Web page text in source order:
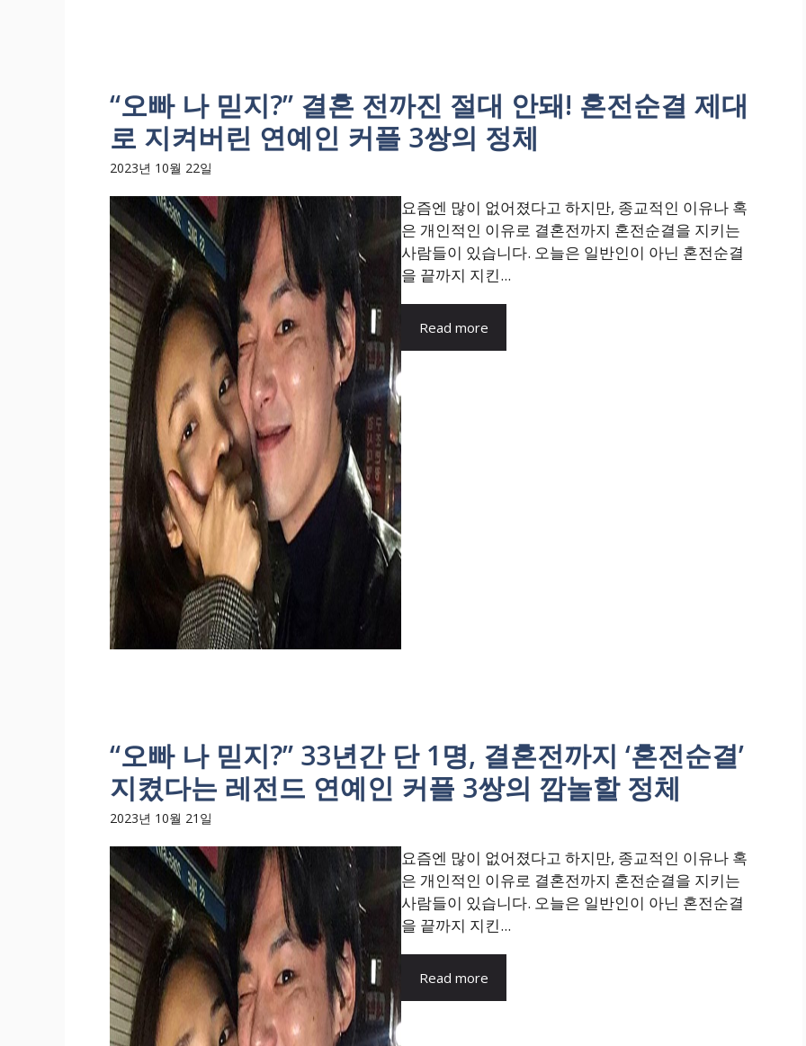
“오빠 나 믿지?” 결혼 전까진 절대 안돼! 혼전순결 제대
로 지켜버린 연예인 커플 3쌍의 정체
2023년 10월 22일
요즘엔 많이 없어졌다고 하지만, 종교적인 이유나 혹
은 개인적인 이유로 결혼전까지 혼전순결을 지키는
사람들이 있습니다. 오늘은 일반인이 아닌 혼전순결
을 끝까지 지킨...
Read more
“오빠 나 믿지?” 33년간 단 1명, 결혼전까지 ‘혼전순결’
지켰다는 레전드 연예인 커플 3쌍의 깜놀할 정체
2023년 10월 21일
요즘엔 많이 없어졌다고 하지만, 종교적인 이유나 혹
은 개인적인 이유로 결혼전까지 혼전순결을 지키는
사람들이 있습니다. 오늘은 일반인이 아닌 혼전순결
을 끝까지 지킨...
Read more